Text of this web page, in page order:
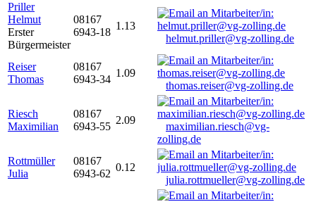
Priller
Helmut
Erster
Bürgermeister
08167
6943-18
1.13
helmut.priller@vg-zolling.de
Reiser
Thomas
08167
6943-34
1.09
thomas.reiser@vg-zolling.de
Riesch
Maximilian
08167
6943-55
2.09
maximilian.riesch@vg-
zolling.de
Rottmüller
Julia
08167
6943-62
0.12
julia.rottmueller@vg-zolling.de